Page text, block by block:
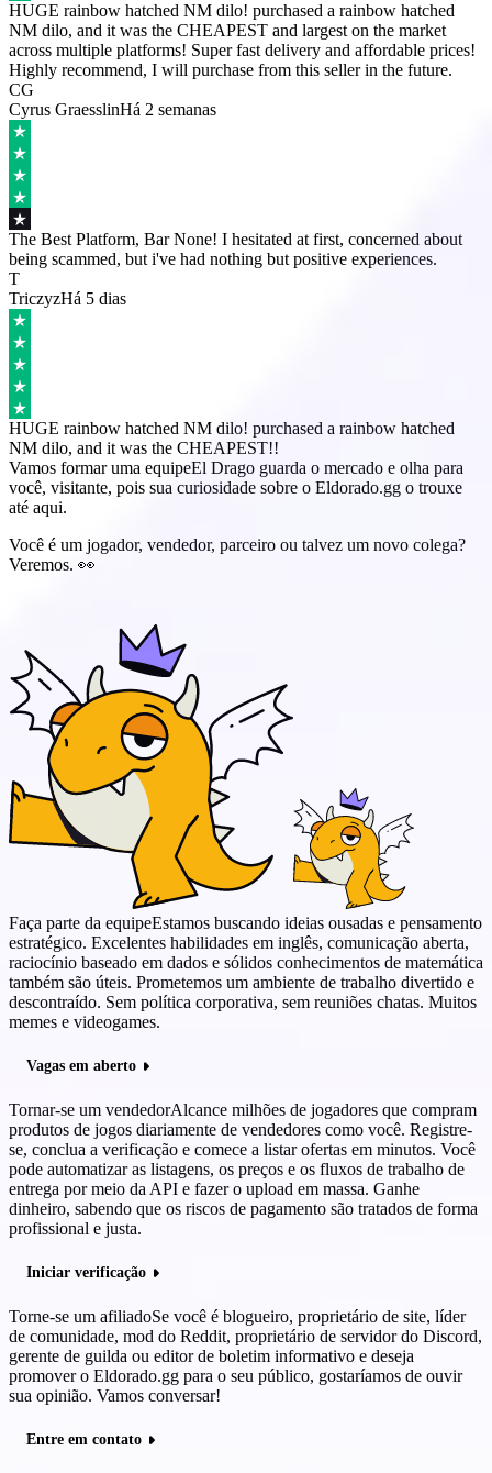
HUGE rainbow hatched NM dilo! purchased a rainbow hatched
NM dilo, and it was the CHEAPEST and largest on the market
across multiple platforms! Super fast delivery and affordable prices!
Highly recommend, I will purchase from this seller in the future.
CG
Cyrus GraesslinHá 2 semanas
The Best Platform, Bar None! I hesitated at first, concerned about
being scammed, but i've had nothing but positive experiences.
T
TriczyzHá 5 dias
HUGE rainbow hatched NM dilo! purchased a rainbow hatched
NM dilo, and it was the CHEAPEST!!
Vamos formar uma equipeEl Drago guarda o mercado e olha para
você, visitante, pois sua curiosidade sobre o Eldorado.gg o trouxe
até aqui.
Você é um jogador, vendedor, parceiro ou talvez um novo colega?
Veremos. 👀
Faça parte da equipeEstamos buscando ideias ousadas e pensamento
estratégico. Excelentes habilidades em inglês, comunicação aberta,
raciocínio baseado em dados e sólidos conhecimentos de matemática
também são úteis. Prometemos um ambiente de trabalho divertido e
descontraído. Sem política corporativa, sem reuniões chatas. Muitos
memes e videogames.
Vagas em aberto
Tornar-se um vendedorAlcance milhões de jogadores que compram
produtos de jogos diariamente de vendedores como você. Registre-
se, conclua a verificação e comece a listar ofertas em minutos. Você
pode automatizar as listagens, os preços e os fluxos de trabalho de
entrega por meio da API e fazer o upload em massa. Ganhe
dinheiro, sabendo que os riscos de pagamento são tratados de forma
profissional e justa.
Iniciar verificação
Torne-se um afiliadoSe você é blogueiro, proprietário de site, líder
de comunidade, mod do Reddit, proprietário de servidor do Discord,
gerente de guilda ou editor de boletim informativo e deseja
promover o Eldorado.gg para o seu público, gostaríamos de ouvir
sua opinião. Vamos conversar!
Entre em contato